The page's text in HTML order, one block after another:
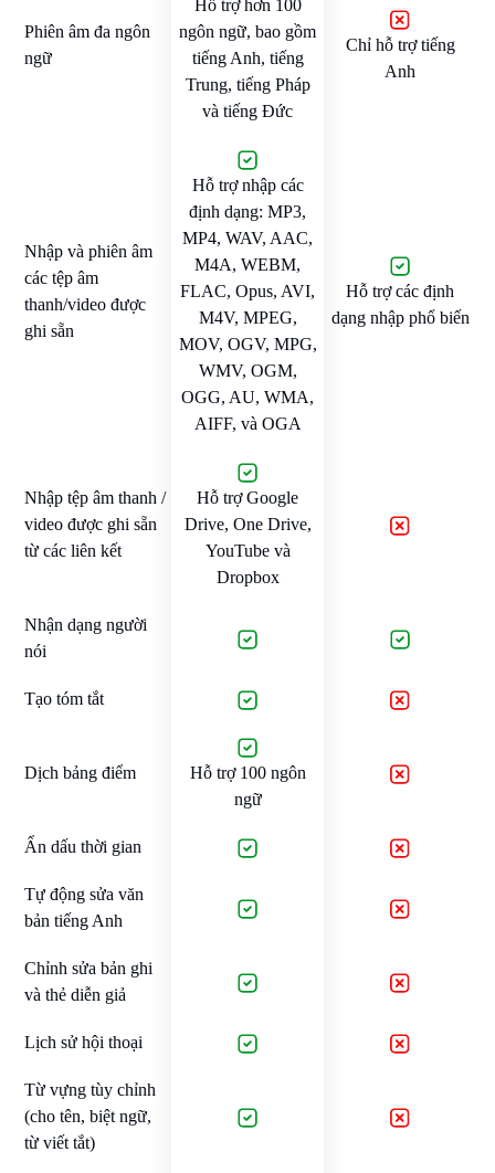
Phiên âm đa ngôn
ngữ
Hỗ trợ hơn 100
ngôn ngữ, bao gồm
tiếng Anh, tiếng
Trung, tiếng Pháp
và tiếng Đức
Chỉ hỗ trợ tiếng
Anh
Nhập và phiên âm
các tệp âm
thanh/video được
ghi sẵn
Hỗ trợ nhập các
định dạng: MP3,
MP4, WAV, AAC,
M4A, WEBM,
FLAC, Opus, AVI,
M4V, MPEG,
MOV, OGV, MPG,
WMV, OGM,
OGG, AU, WMA,
AIFF, và OGA
Hỗ trợ các định
dạng nhập phổ biến
Nhập tệp âm thanh /
video được ghi sẵn
từ các liên kết
Hỗ trợ Google
Drive, One Drive,
YouTube và
Dropbox
Nhận dạng người
nói
Tạo tóm tắt
Dịch bảng điểm
Hỗ trợ 100 ngôn
ngữ
Ẩn dấu thời gian
Tự động sửa văn
bản tiếng Anh
Chỉnh sửa bản ghi
và thẻ diễn giả
Lịch sử hội thoại
Từ vựng tùy chỉnh
(cho tên, biệt ngữ,
từ viết tắt)